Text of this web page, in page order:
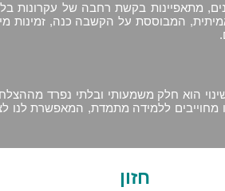
מתאפיינות בקשת רחבה של עקרונות
המבוססת על הקשבה כנה,
הוא חלק משמעותי ובלתי נפרד
מחוייבים ללמידה מתמדת, המאפשרת לנו
חזון